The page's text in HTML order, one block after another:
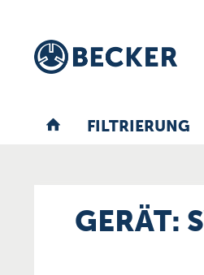
FILTRIERUNG
GERÄT: